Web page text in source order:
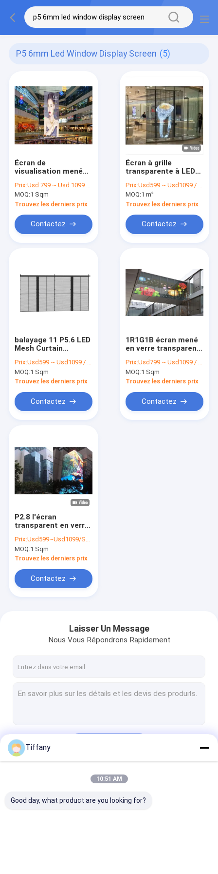
P5 6mm Led Window Display Screen (5)
Écran de
visualisation mené
de P5.6mm SMD1921
Prix:Usd 799 ~ Usd 1099 / Sqm ( price is negotiable )
MOQ:1 Sqm
Trouvez les derniers prix
Contactez
Écran à grille
transparente à LED
d'événements Vitrine
vitrée à rideau de
verre Fenêtre P3.91 à
P7.82
Prix:Usd599 ~ Usd1099 / Sqm ( price is negotiable )
MOQ:1 m²
Trouvez les derniers prix
Contactez
balayage 11 P5.6 LED
Mesh Curtain
panneau 1 d'écran en
verre LED de
5000cd/m2
Prix:Usd599 ~ Usd1099 / Sqm ( price is negotiable )
MOQ:1 Sqm
Trouvez les derniers prix
Contactez
1R1G1B écran mené
en verre transparent
Prix:Usd799 ~ Usd1099 / Sqm ( price is negotiable )
MOQ:1 Sqm
Trouvez les derniers prix
Contactez
P2.8 l'écran
transparent en verre
extérieur aux besoins
du client d'intérieur
pour le centre
Prix:Usd599~Usd1099/Sqm ( price is negotiable )
MOQ:1 Sqm
Trouvez les derniers prix
Contactez
Laisser Un Message
Nous Vous Répondrons Rapidement
Tiffany
10:51 AM
Good day, what product are you looking for?